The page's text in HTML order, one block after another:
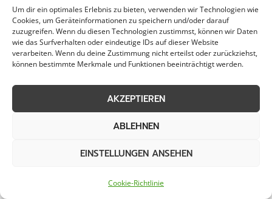
Um dir ein optimales Erlebnis zu bieten, verwenden wir Technologien wie
Cookies, um Geräteinformationen zu speichern und/oder darauf
zuzugreifen. Wenn du diesen Technologien zustimmst, können wir Daten
wie das Surfverhalten oder eindeutige IDs auf dieser Website
verarbeiten. Wenn du deine Zustimmung nicht erteilst oder zurückziehst,
können bestimmte Merkmale und Funktionen beeinträchtigt werden.
AKZEPTIEREN
ABLEHNEN
EINSTELLUNGEN ANSEHEN
Cookie-Richtlinie
Weitere Themen in Welver
Schneeräumung Eisglättebekämpfung